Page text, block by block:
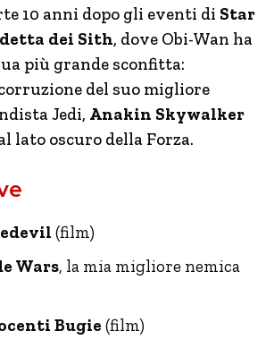
10 anni dopo gli eventi di Star
dei Sith, dove Obi-Wan ha
più grande sconfitta:
del suo migliore
Jedi, Anakin Skywalker
lato oscuro della Forza.
(film)
Wars, la mia migliore nemica
Bugie (film)